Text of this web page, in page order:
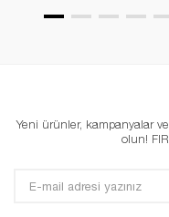
Yeni ürünler, kampanyalar
olun!